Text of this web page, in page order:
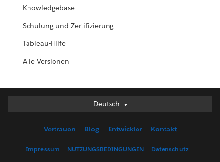
Knowledgebase
Schulung und Zertifizierung
Tableau-Hilfe
Alle Versionen
Deutsch
Deutsch
English (US)
Vertrauen Blog Entwickler Kontakt
Impressum NUTZUNGSBEDINGUNGEN Datenschutz